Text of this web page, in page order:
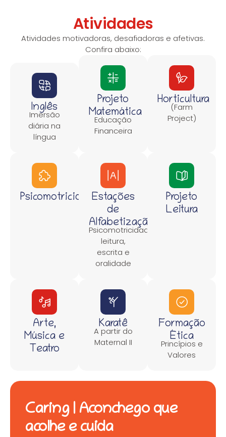
Atividades
Atividades motivadoras, desafiadoras e afetivas.
Confira abaixo:
Inglês
Imersão
diária na
língua
Projeto
Matemática
Educação
Financeira
Horticultura
(Farm
Project)
PsicomotricidadeEstações
de
Alfabetização
Psicomotricidade,
leitura,
escrita e
oralidade
Projeto
Leitura
Arte,
Música e
Teatro
Karatê
A partir do
Maternal II
Formação
Ética
Princípios e
Valores
Caring | Aconchego que
acolhe e cuida